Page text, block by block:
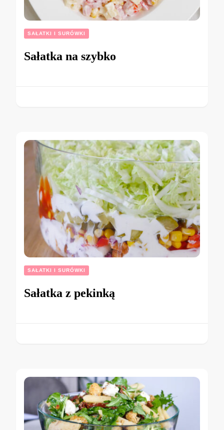
SAŁATKI I SURÓWKI
Sałatka na szybko
SAŁATKI I SURÓWKI
Sałatka z pekinką